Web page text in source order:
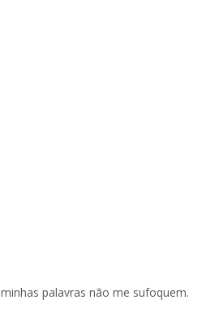
palavras não me sufoquem.